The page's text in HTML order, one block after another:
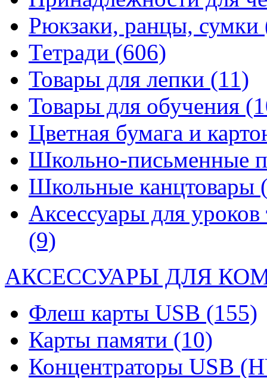
Рюкзаки, ранцы, сумки
Тетради (606)
Товары для лепки (11)
Товары для обучения
Цветная бумага и
Школьно-письменные
Школьные канцтовары
Аксессуары для уроков
(9)
АКСЕССУАРЫ ДЛЯ
Флеш карты USB (155)
Карты памяти (10)
Концентраторы USB